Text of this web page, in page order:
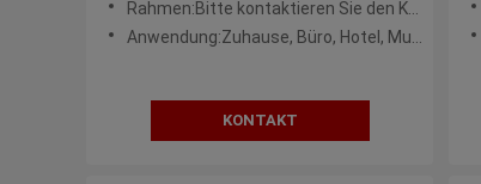
Rahmen:Bitte kontaktieren Sie den Kundendienst.
Anwendung:Zuhause, Büro, Hotel, Museum
KONTAKT